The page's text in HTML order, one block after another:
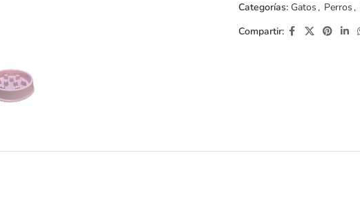
Categorías: Gatos , Perros ,
Compartir: